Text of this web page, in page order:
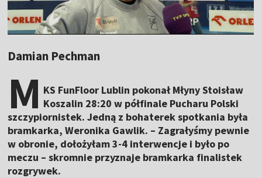
Damian Pechman
M KS FunFloor Lublin pokonał Młyny Stoisław
Koszalin 28:20 w półfinale Pucharu Polski
szczypiornistek. Jedną z bohaterek spotkania była
bramkarka, Weronika Gawlik. – Zagrałyśmy pewnie
w obronie, dołożyłam 3-4 interwencje i było po
meczu – skromnie przyznaje bramkarka finalistek
rozgrywek.